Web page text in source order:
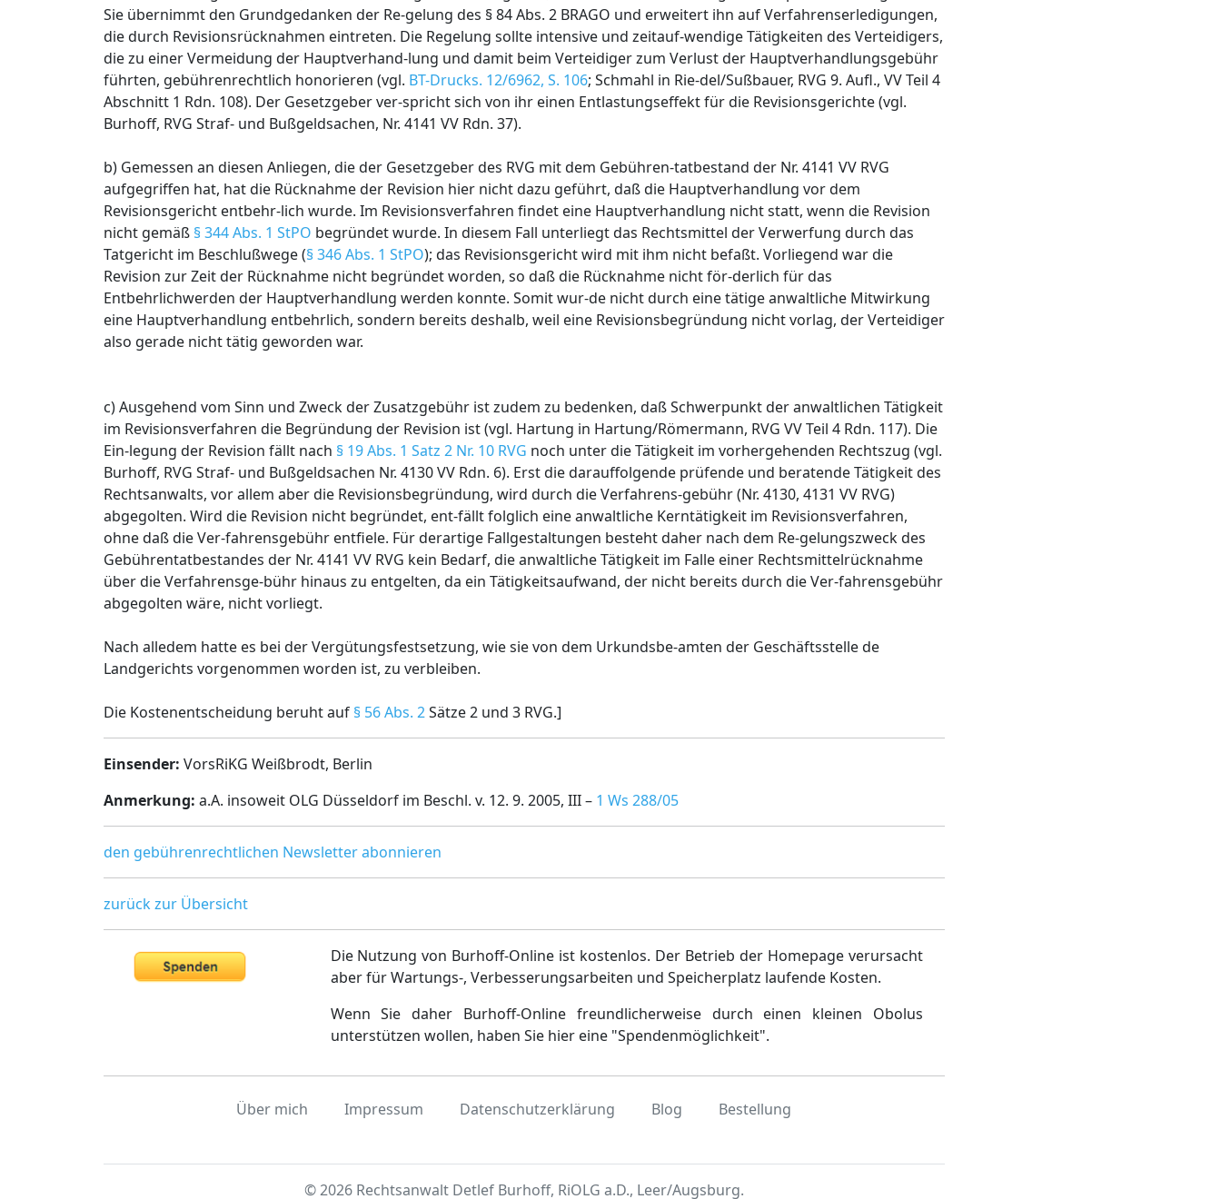
Sie übernimmt den Grundgedanken der Re-gelung des § 84 Abs. 2 BRAGO und erweitert ihn auf Verfahrenserledigungen,
die durch Revisionsrücknahmen eintreten. Die Regelung sollte intensive und zeitauf-wendige Tätigkeiten des Verteidigers,
die zu einer Vermeidung der Hauptverhand-lung und damit beim Verteidiger zum Verlust der Hauptverhandlungsgebühr
führten, gebührenrechtlich honorieren (vgl. BT-Drucks. 12/6962, S. 106; Schmahl in Rie-del/Sußbauer, RVG 9. Aufl., VV Teil 4
Abschnitt 1 Rdn. 108). Der Gesetzgeber ver-spricht sich von ihr einen Entlastungseffekt für die Revisionsgerichte (vgl.
Burhoff, RVG Straf- und Bußgeldsachen, Nr. 4141 VV Rdn. 37).
b) Gemessen an diesen Anliegen, die der Gesetzgeber des RVG mit dem Gebühren-tatbestand der Nr. 4141 VV RVG
aufgegriffen hat, hat die Rücknahme der Revision hier nicht dazu geführt, daß die Hauptverhandlung vor dem
Revisionsgericht entbehr-lich wurde. Im Revisionsverfahren findet eine Hauptverhandlung nicht statt, wenn die Revision
nicht gemäß § 344 Abs. 1 StPO begründet wurde. In diesem Fall unterliegt das Rechtsmittel der Verwerfung durch das
Tatgericht im Beschlußwege (§ 346 Abs. 1 StPO); das Revisionsgericht wird mit ihm nicht befaßt. Vorliegend war die
Revision zur Zeit der Rücknahme nicht begründet worden, so daß die Rücknahme nicht för-derlich für das
Entbehrlichwerden der Hauptverhandlung werden konnte. Somit wur-de nicht durch eine tätige anwaltliche Mitwirkung
eine Hauptverhandlung entbehrlich, sondern bereits deshalb, weil eine Revisionsbegründung nicht vorlag, der Verteidiger
also gerade nicht tätig geworden war.
c) Ausgehend vom Sinn und Zweck der Zusatzgebühr ist zudem zu bedenken, daß Schwerpunkt der anwaltlichen Tätigkeit
im Revisionsverfahren die Begründung der Revision ist (vgl. Hartung in Hartung/Römermann, RVG VV Teil 4 Rdn. 117). Die
Ein-legung der Revision fällt nach § 19 Abs. 1 Satz 2 Nr. 10 RVG noch unter die Tätigkeit im vorhergehenden Rechtszug (vgl.
Burhoff, RVG Straf- und Bußgeldsachen Nr. 4130 VV Rdn. 6). Erst die darauffolgende prüfende und beratende Tätigkeit des
Rechtsanwalts, vor allem aber die Revisionsbegründung, wird durch die Verfahrens-gebühr (Nr. 4130, 4131 VV RVG)
abgegolten. Wird die Revision nicht begründet, ent-fällt folglich eine anwaltliche Kerntätigkeit im Revisionsverfahren,
ohne daß die Ver-fahrensgebühr entfiele. Für derartige Fallgestaltungen besteht daher nach dem Re-gelungszweck des
Gebührentatbestandes der Nr. 4141 VV RVG kein Bedarf, die anwaltliche Tätigkeit im Falle einer Rechtsmittelrücknahme
über die Verfahrensge-bühr hinaus zu entgelten, da ein Tätigkeitsaufwand, der nicht bereits durch die Ver-fahrensgebühr
abgegolten wäre, nicht vorliegt.
Nach alledem hatte es bei der Vergütungsfestsetzung, wie sie von dem Urkundsbe-amten der Geschäftsstelle de
Landgerichts vorgenommen worden ist, zu verbleiben.
Die Kostenentscheidung beruht auf § 56 Abs. 2Sätze 2 und 3 RVG.]
Einsender: VorsRiKG Weißbrodt, Berlin
Anmerkung: a.A. insoweit OLG Düsseldorf im Beschl. v. 12. 9. 2005, III – 1 Ws 288/05
den gebührenrechtlichen Newsletter abonnieren
zurück zur Übersicht
Die Nutzung von Burhoff-Online ist kostenlos. Der Betrieb der Homepage verursacht
aber für Wartungs-, Verbesserungsarbeiten und Speicherplatz laufende Kosten.
Wenn Sie daher Burhoff-Online freundlicherweise durch einen kleinen Obolus
unterstützen wollen, haben Sie hier eine "Spendenmöglichkeit".
Über mich Impressum Datenschutzerklärung Blog Bestellung
© 2026 Rechtsanwalt Detlef Burhoff, RiOLG a.D., Leer/Augsburg.